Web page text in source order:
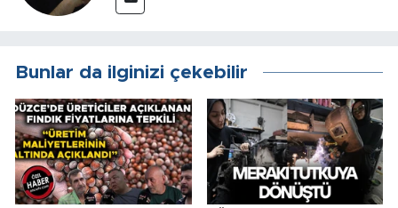
Bunlar da ilginizi çekebilir